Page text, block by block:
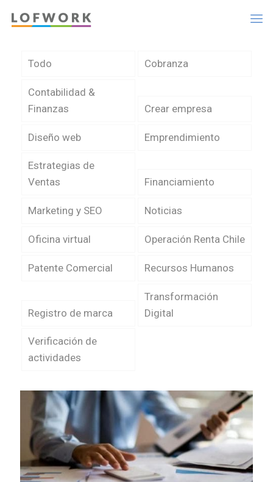
Todo Cobranza
Contabilidad &
Finanzas
Crear empresa
Diseño web Emprendimiento
Estrategias de
Ventas
Financiamiento
Marketing y SEO Noticias
Oficina virtual Operación Renta Chile
Patente Comercial Recursos Humanos
Registro de marca
Transformación
Digital
Verificación de
actividades